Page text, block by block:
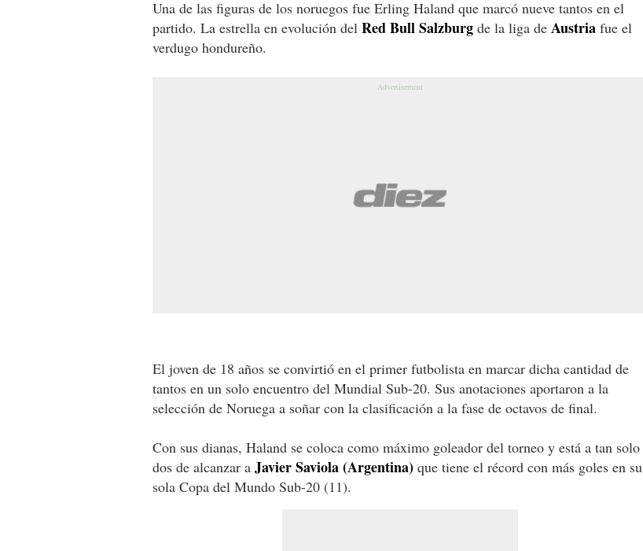
Una de las figuras de los noruegos fue Erling Haland que marcó nueve tantos en el
partido. La estrella en evolución del Red Bull Salzburg de la liga de Austria fue el
verdugo hondureño.
El joven de 18 años se convirtió en el primer futbolista en marcar dicha cantidad de
tantos en un solo encuentro del Mundial Sub-20. Sus anotaciones aportaron a la
selección de Noruega a soñar con la clasificación a la fase de octavos de final.
Con sus dianas, Haland se coloca como máximo goleador del torneo y está a tan solo
dos de alcanzar a Javier Saviola (Argentina) que tiene el récord con más goles en su
sola Copa del Mundo Sub-20 (11).